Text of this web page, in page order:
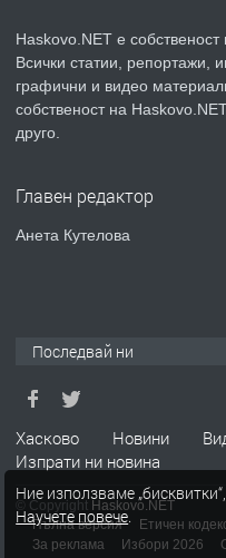
ПРЕДЛАГА
Haskovo.NET е
Всички статии, репортажи,
графични и видео
собственост на
друго.
Главен редактор
Анета Кутелова
Последвай ни
Хасково Новини
Изпрати ни новина
© Copyright Haskovo.NET
Пълна версия
Етичен
За реклама
Избори 2026
Ние използваме
Научете повече.